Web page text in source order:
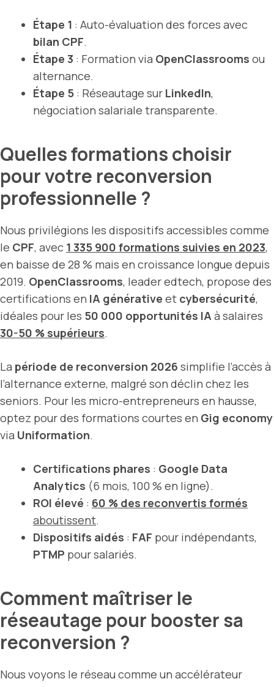
Étape 1 : Auto-évaluation des forces avec
bilan CPF.
Étape 3 : Formation via OpenClassrooms ou
alternance.
Étape 5 : Réseautage sur LinkedIn,
négociation salariale transparente.
Quelles formations choisir
pour votre reconversion
professionnelle ?
Nous privilégions les dispositifs accessibles comme
le CPF, avec 1 335 900 formations suivies en 2023,
en baisse de 28 % mais en croissance longue depuis
2019. OpenClassrooms, leader edtech, propose des
certifications en IA générative et cybersécurité,
idéales pour les 50 000 opportunités IA à salaires
30-50 % supérieurs.
La période de reconversion 2026 simplifie l’accès à
l’alternance externe, malgré son déclin chez les
seniors. Pour les micro-entrepreneurs en hausse,
optez pour des formations courtes en Gig economy
via Uniformation.
Certifications phares : Google Data
Analytics (6 mois, 100 % en ligne).
ROI élevé : 60 % des reconvertis formés
aboutissent.
Dispositifs aidés : FAF pour indépendants,
PTMP pour salariés.
Comment maîtriser le
réseautage pour booster sa
reconversion ?
Nous voyons le réseau comme un accélérateur